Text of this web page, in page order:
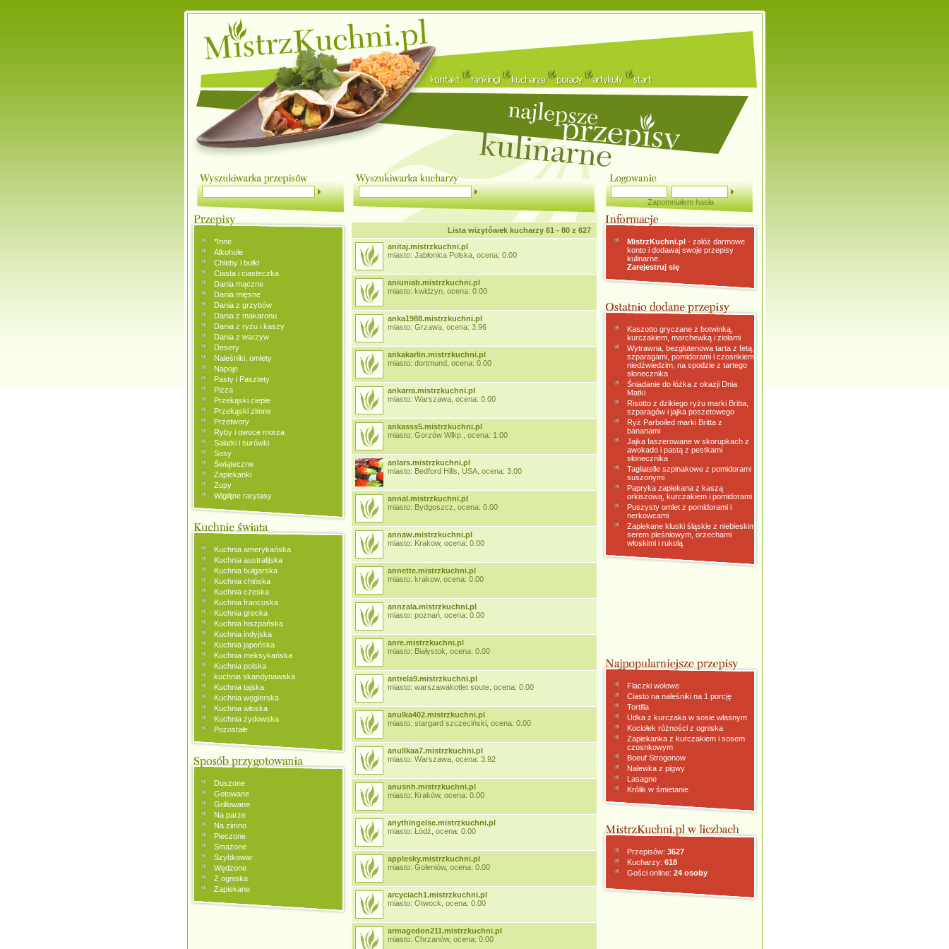
Zapomniałem hasła
*Inne
Alkohole
Chleby i bułki
Ciasta i ciasteczka
Dania mączne
Dania mięsne
Dania z grzybów
Dania z makaronu
Dania z ryżu i kaszy
Dania z warzyw
Desery
Naleśniki, omlety
Napoje
Pasty i Pasztety
Pizza
Przekąski ciepłe
Przekąski zimne
Przetwory
Ryby i owoce morza
Sałatki i surówki
Sosy
Świąteczne
Zapiekanki
Zupy
Wigilijne rarytasy
Kuchnia amerykańska
Kuchnia australijska
Kuchnia bułgarska
Kuchnia chińska
Kuchnia czeska
Kuchnia francuska
Kuchnia grecka
Kuchnia hiszpańska
Kuchnia indyjska
Kuchnia japońska
Kuchnia meksykańska
Kuchnia polska
kuchnia skandynawska
Kuchnia tajska
Kuchnia węgierska
Kuchnia włoska
Kuchnia żydowska
Pozostałe
Duszone
Gotowane
Grillowane
Na parze
Na zimno
Pieczone
Smażone
Szybkowar
Wędzone
Z ogniska
Zapiekane
Lista wizytówek kucharzy 61 - 80 z 627
anitaj.mistrzkuchni.pl
miasto: Jabłonica Polska, ocena: 0.00
aniuniab.mistrzkuchni.pl
miasto: kwidzyn, ocena: 0.00
anka1988.mistrzkuchni.pl
miasto: Grzawa, ocena: 3.96
ankakarlin.mistrzkuchni.pl
miasto: dortmund, ocena: 0.00
ankarra.mistrzkuchni.pl
miasto: Warszawa, ocena: 0.00
ankasss5.mistrzkuchni.pl
miasto: Gorzów Wlkp., ocena: 1.00
anlars.mistrzkuchni.pl
miasto: Bedford Hills, USA, ocena: 3.00
annal.mistrzkuchni.pl
miasto: Bydgoszcz, ocena: 0.00
annaw.mistrzkuchni.pl
miasto: Krakow, ocena: 0.00
annette.mistrzkuchni.pl
miasto: krakow, ocena: 0.00
annzala.mistrzkuchni.pl
miasto: poznań, ocena: 0.00
anre.mistrzkuchni.pl
miasto: Białystok, ocena: 0.00
antrela9.mistrzkuchni.pl
miasto: warszawakotlet soute, ocena: 0.00
anulka402.mistrzkuchni.pl
miasto: stargard szczeciński, ocena: 0.00
anullkaa7.mistrzkuchni.pl
miasto: Warszawa, ocena: 3.92
anusnh.mistrzkuchni.pl
miasto: Kraków, ocena: 0.00
anythingelse.mistrzkuchni.pl
miasto: Łódź, ocena: 0.00
applesky.mistrzkuchni.pl
miasto: Goleniów, ocena: 0.00
arcyciach1.mistrzkuchni.pl
miasto: Otwock, ocena: 0.00
armagedon211.mistrzkuchni.pl
miasto: Chrzanów, ocena: 0.00
MistrzKuchni.pl- załóż darmowe
konto i dodawaj swoje przepisy
kulinarne.
Zarejestruj się
Kaszotto gryczane z botwinką,
kurczakiem, marchewką i ziołami
Wytrawna, bezglutenowa tarta z fetą,
szparagami, pomidorami i czosnkiem
niedźwiedzim, na spodzie z tartego
słonecznika
Śniadanie do łóżka z okazji Dnia
Matki
Risotto z dzikiego ryżu marki Britta,
szparagów i jajka poszetowego
Ryż Parboiled marki Britta z
bananami
Jajka faszerowane w skorupkach z
awokado i pastą z pestkami
słonecznika
Tagliatelle szpinakowe z pomidorami
suszonymi
Papryka zapiekana z kaszą
orkiszową, kurczakiem i pomidorami
Puszysty omlet z pomidorami i
nerkowcami
Zapiekane kluski śląskie z niebieskim
serem pleśniowym, orzechami
włoskimi i rukolą
Flaczki wołowe
Ciasto na naleśniki na 1 porcję
Tortilla
Udka z kurczaka w sosie własnym
Kociołek różności z ogniska
Zapiekanka z kurczakiem i sosem
czosnkowym
Boeuf Strogonow
Nalewka z pigwy
Lasagne
Królik w śmietanie
Przepisów: 3627
Kucharzy: 618
Gości online: 24 osoby